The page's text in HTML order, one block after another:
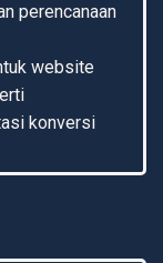
perencanaan
website
konversi